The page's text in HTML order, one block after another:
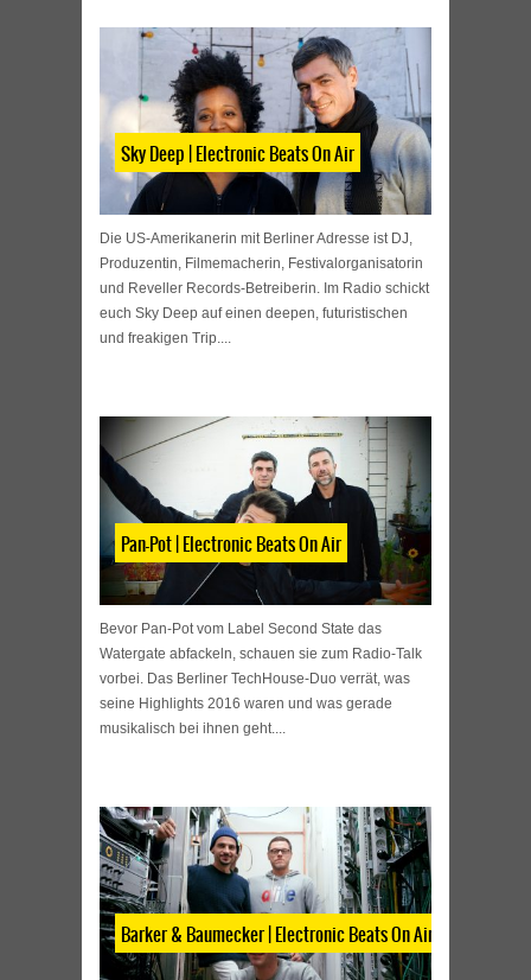
Sky Deep | Electronic Beats On Air
Die US-Amerikanerin mit Berliner Adresse ist DJ,
Produzentin, Filmemacherin, Festivalorganisatorin
und Reveller Records-Betreiberin. Im Radio schickt
euch Sky Deep auf einen deepen, futuristischen
und freakigen Trip....
Pan-Pot | Electronic Beats On Air
Bevor Pan-Pot vom Label Second State das
Watergate abfackeln, schauen sie zum Radio-Talk
vorbei. Das Berliner TechHouse-Duo verrät, was
seine Highlights 2016 waren und was gerade
musikalisch bei ihnen geht....
Barker & Baumecker | Electronic Beats On Air